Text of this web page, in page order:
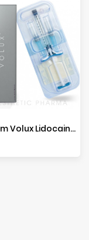
Juvederm Volux Lidocaine (1x1ml)